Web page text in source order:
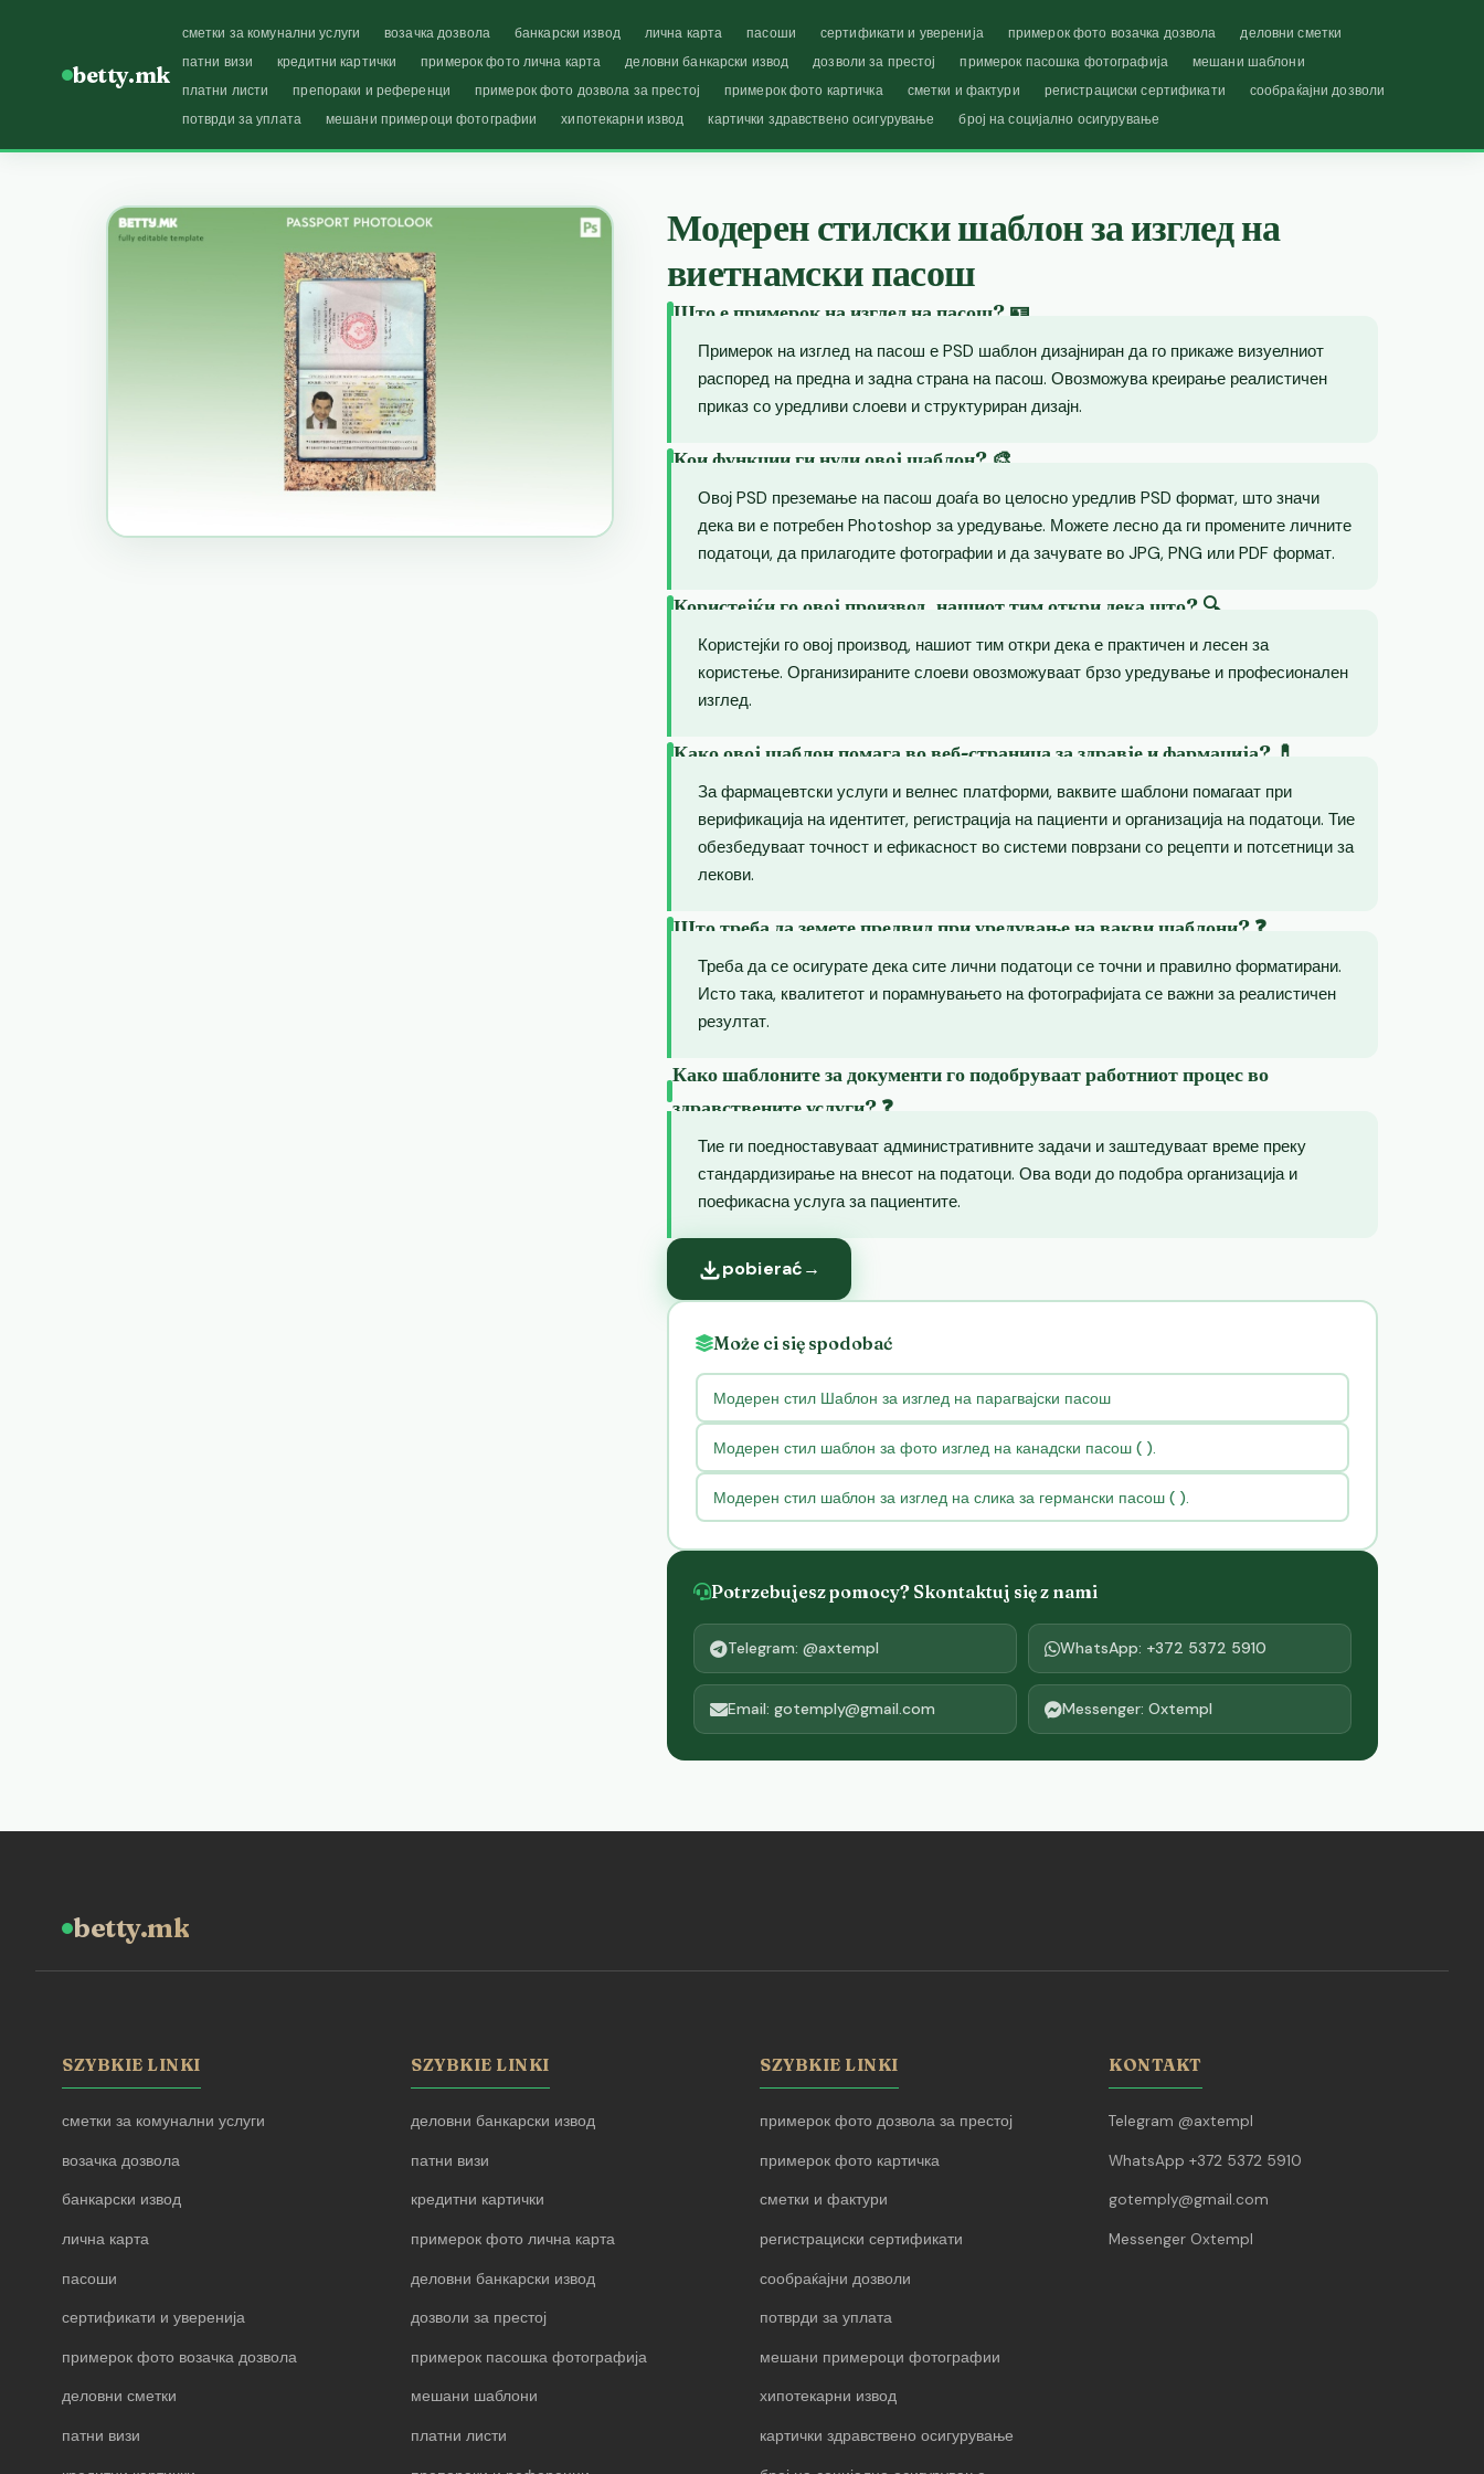
betty.mk
сметки за комунални услуги возачка дозвола банкарски извод лична карта пасоши сертификати и уверенија примерок фото возачка дозвола
деловни сметки
патни визи
кредитни картички примерок фото лична карта деловни банкарски извод дозволи за престој примерок пасошка фотографија
мешани шаблони
платни листи
препораки и референци примерок фото дозвола за престој примерок фото картичка сметки и фактури регистрациски сертификати
сообраќајни дозволи
потврди за уплата
мешани примероци фотографии хипотекарни извод картички здравствено осигурување број на социјално осигурување
Модерен стилски шаблон за изглед на
виетнамски пасош
Што е примерок на изглед на пасош? 🪪
Примерок на изглед на пасош е PSD шаблон дизајниран да го прикаже визуелниот
распоред на предна и задна страна на пасош. Овозможува креирање реалистичен
приказ со уредливи слоеви и структуриран дизајн.
Кои функции ги нуди овој шаблон? 🎨
Овој PSD преземање на пасош доаѓа во целосно уредлив PSD формат, што значи
дека ви е потребен Photoshop за уредување. Можете лесно да ги промените личните
податоци, да прилагодите фотографии и да зачувате во JPG, PNG или PDF формат.
Користејќи го овој производ, нашиот тим откри дека што? 🔍
Користејќи го овој производ, нашиот тим откри дека е практичен и лесен за
користење. Организираните слоеви овозможуваат брзо уредување и професионален
изглед.
Како овој шаблон помага во веб-страница за здравје и фармација? 💊
За фармацевтски услуги и велнес платформи, ваквите шаблони помагаат при
верификација на идентитет, регистрација на пациенти и организација на податоци. Тие
обезбедуваат точност и ефикасност во системи поврзани со рецепти и потсетници за
лекови.
Што треба да земете предвид при уредување на вакви шаблони? ❓
Треба да се осигурате дека сите лични податоци се точни и правилно форматирани.
Исто така, квалитетот и порамнувањето на фотографијата се важни за реалистичен
резултат.
Како шаблоните за документи го подобруваат работниот процес во
здравствените услуги? ❓
Тие ги поедноставуваат административните задачи и заштедуваат време преку
стандардизирање на внесот на податоци. Ова води до подобра организација и
поефикасна услуга за пациентите.
pobierać→
Może ci się spodobać
Модерен стил Шаблон за изглед на парагвајски пасош
Модерен стил шаблон за фото изглед на канадски пасош ( ).
Модерен стил шаблон за изглед на слика за германски пасош ( ).
Potrzebujesz pomocy? Skontaktuj się z nami
Telegram: @axtempl WhatsApp: +372 5372 5910
Email: gotemply@gmail.com Messenger: Oxtempl
betty.mk
SZYBKIE LINKI
сметки за комунални услуги
возачка дозвола
банкарски извод
лична карта
пасоши
сертификати и уверенија
примерок фото возачка дозвола
деловни сметки
патни визи
SZYBKIE LINKI
деловни банкарски извод
патни визи
кредитни картички
примерок фото лична карта
деловни банкарски извод
дозволи за престој
примерок пасошка фотографија
мешани шаблони
платни листи
SZYBKIE LINKI
примерок фото дозвола за престој
примерок фото картичка
сметки и фактури
регистрациски сертификати
сообраќајни дозволи
потврди за уплата
мешани примероци фотографии
хипотекарни извод
картички здравствено осигурување
KONTAKT
Telegram @axtempl
WhatsApp +372 5372 5910
gotemply@gmail.com
Messenger Oxtempl